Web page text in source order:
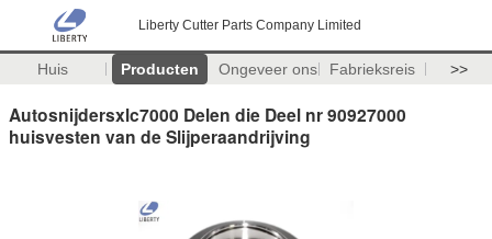
Liberty Cutter Parts Company Limited
Huis Producten Ongeveer ons Fabrieksreis >>
Autosnijdersxlc7000 Delen die Deel nr 90927000
huisvesten van de Slijperaandrijving